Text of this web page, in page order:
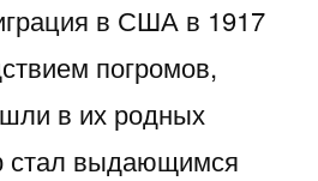
в США в 1917
погромов,
в их родных
стал выдающимся